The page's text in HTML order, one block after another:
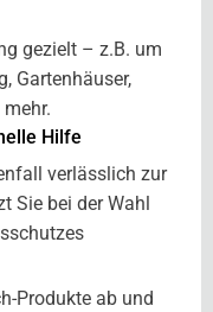
gezielt – z.B. um
Gartenhäuser,
Hilfe
verlässlich zur
Sie bei der Wahl
Produkte ab und